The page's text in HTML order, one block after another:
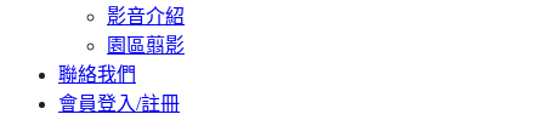
影音介紹
園區翦影
聯絡我們
會員登入/註冊